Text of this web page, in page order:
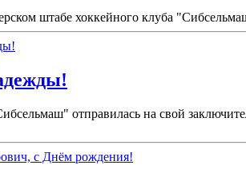
штабе хоккейного клуба
отправилась на свой